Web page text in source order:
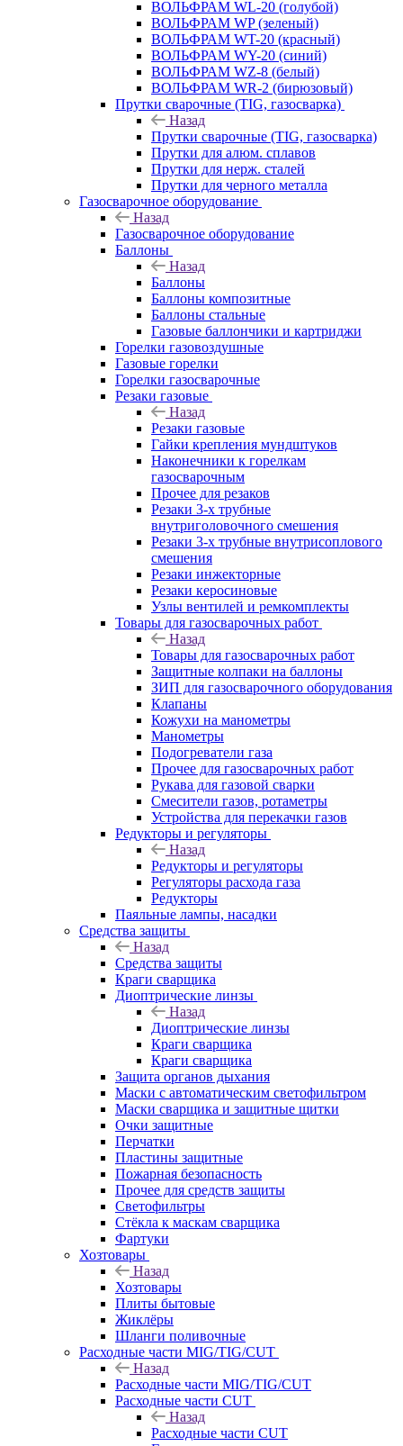
ВОЛЬФРАМ WL-20 (голубой)
ВОЛЬФРАМ WP (зеленый)
ВОЛЬФРАМ WT-20 (красный)
ВОЛЬФРАМ WY-20 (синий)
ВОЛЬФРАМ WZ-8 (белый)
ВОЛЬФРАМ WR-2 (бирюзовый)
Прутки сварочные (TIG, газосварка)
Назад
Прутки сварочные (TIG, газосварка)
Прутки для алюм. сплавов
Прутки для нерж. сталей
Прутки для черного металла
Газосварочное оборудование
Назад
Газосварочное оборудование
Баллоны
Назад
Баллоны
Баллоны композитные
Баллоны стальные
Газовые баллончики и картриджи
Горелки газовоздушные
Газовые горелки
Горелки газосварочные
Резаки газовые
Назад
Резаки газовые
Гайки крепления мундштуков
Наконечники к горелкам
газосварочным
Прочее для резаков
Резаки 3-х трубные
внутриголовочного смешения
Резаки 3-х трубные внутрисоплового
смешения
Резаки инжекторные
Резаки керосиновые
Узлы вентилей и ремкомплекты
Товары для газосварочных работ
Назад
Товары для газосварочных работ
Защитные колпаки на баллоны
ЗИП для газосварочного оборудования
Клапаны
Кожухи на манометры
Манометры
Подогреватели газа
Прочее для газосварочных работ
Рукава для газовой сварки
Смесители газов, ротаметры
Устройства для перекачки газов
Редукторы и регуляторы
Назад
Редукторы и регуляторы
Регуляторы расхода газа
Редукторы
Паяльные лампы, насадки
Средства защиты
Назад
Средства защиты
Краги сварщика
Диоптрические линзы
Назад
Диоптрические линзы
Краги сварщика
Краги сварщика
Защита органов дыхания
Маски с автоматическим светофильтром
Маски сварщика и защитные щитки
Очки защитные
Перчатки
Пластины защитные
Пожарная безопасность
Прочее для средств защиты
Светофильтры
Стёкла к маскам сварщика
Фартуки
Хозтовары
Назад
Хозтовары
Плиты бытовые
Жиклёры
Шланги поливочные
Расходные части MIG/TIG/CUT
Назад
Расходные части MIG/TIG/CUT
Расходные части CUT
Назад
Расходные части CUT